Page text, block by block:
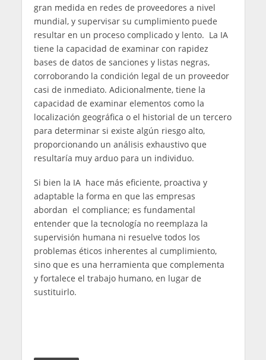
gran medida en redes de proveedores a nivel
mundial, y supervisar su cumplimiento puede
resultar en un proceso complicado y lento. La IA
tiene la capacidad de examinar con rapidez
bases de datos de sanciones y listas negras,
corroborando la condición legal de un proveedor
casi de inmediato. Adicionalmente, tiene la
capacidad de examinar elementos como la
localización geográfica o el historial de un tercero
para determinar si existe algún riesgo alto,
proporcionando un análisis exhaustivo que
resultaría muy arduo para un individuo.
Si bien la IA hace más eficiente, proactiva y
adaptable la forma en que las empresas
abordan el compliance; es fundamental
entender que la tecnología no reemplaza la
supervisión humana ni resuelve todos los
problemas éticos inherentes al cumplimiento,
sino que es una herramienta que complementa
y fortalece el trabajo humano, en lugar de
sustituirlo.